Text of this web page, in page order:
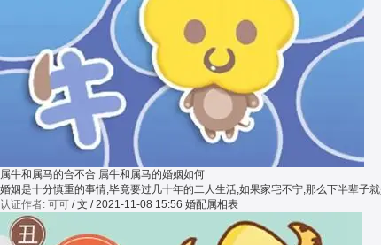
属牛和属马的合不合 属牛和属马的婚姻如何
婚姻是十分慎重的事情,毕竟要过几十年的二人生活,如果家宅不宁,那么下半辈子
认证作者: 可可 / 文 / 2021-11-08 15:56 婚配属相表